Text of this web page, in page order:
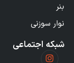
بنر
نوار سوزنی
شبکه اجتماعی